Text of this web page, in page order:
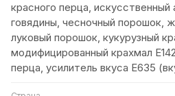
красного перца, искусственный
говядины, чесночный порошок,
луковый порошок, кукурузный
модифицированный крахмал
перца, усилитель вкуса Е635